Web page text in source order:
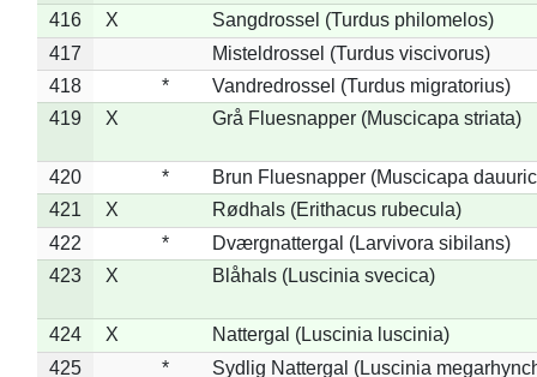
416 X
Sangdrossel (Turdus philomelos)
417
Misteldrossel (Turdus viscivorus)
418
*
Vandredrossel (Turdus migratorius)
419
X Grå Fluesnapper (Muscicapa striata)
420 *
Brun Fluesnapper (Muscicapa
421
X
Rødhals (Erithacus rubecula)
422
*
Dværgnattergal (Larvivora sibilans)
423
X Blåhals (Luscinia svecica)
424 X
Nattergal (Luscinia luscinia)
425
* Sydlig Nattergal (Luscinia